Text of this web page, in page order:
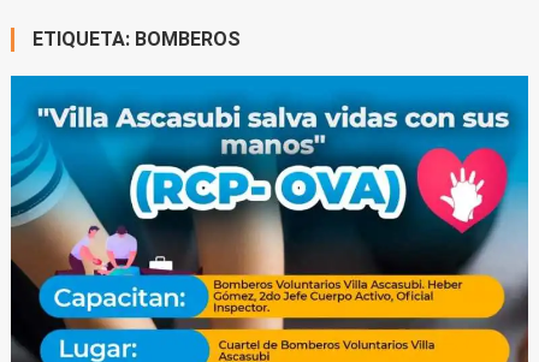
ETIQUETA: BOMBEROS